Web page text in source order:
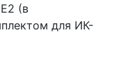
(в
для ИК-